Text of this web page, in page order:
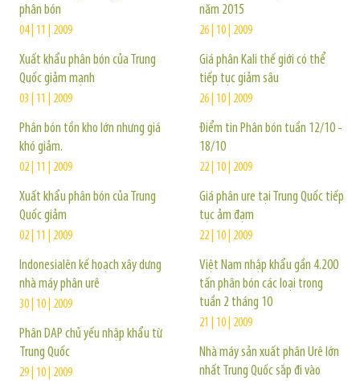
phân bón
04 | 11 | 2009
Xuất khẩu phân bón của Trung
Quốc giảm mạnh
03 | 11 | 2009
Phân bón tồn kho lớn nhưng giá
khó giảm.
02 | 11 | 2009
Xuất khẩu phân bón của Trung
Quốc giảm
02 | 11 | 2009
Indonesialên kế hoạch xây dưng
nhà máy phân urê
30 | 10 | 2009
Phân DAP chủ yếu nhập khẩu từ
Trung Quốc
29 | 10 | 2009
năm 2015
26 | 10 | 2009
Giá phân Kali thế giới có thể
tiếp tục giảm sâu
26 | 10 | 2009
Điểm tin Phân bón tuần 12/10 -
18/10
22 | 10 | 2009
Giá phân ure tại Trung Quốc tiếp
tục ảm đạm
22 | 10 | 2009
Việt Nam nhập khẩu gần 4.200
tấn phân bón các loại trong
tuần 2 tháng 10
21 | 10 | 2009
Nhà máy sản xuất phân Urê lớn
nhất Trung Quốc sắp đi vào